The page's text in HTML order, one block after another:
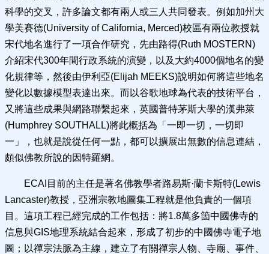
科學的交叉，許多論文都有兩人或三人共同發表。例如加州大
學美賽德(University of California, Merced)校區有兩位教授就
宋代地名進行了一項合作研究，先由路得(Ruth MOSTERN)
介紹宋代300年間行政系統的演變，以及大約4000個地名的變
化規律等，然後由伊利亞(Elijah MEEKS)說明如何將這些地名
變化以數據模型表達出來。而以谷歌地球為代表的技術平台，
又將這些成果與網路聯繫起來，英國普特茅斯大學的漢弗萊
(Humphrey SOUTHALL)將此概括為「一即一切，一切即
一」，也就是說從任何一點，都可以擴展出無數的信息連結，
頗似佛教所說的因特羅網。
ECAI目前的主任是著名佛教學者路易斯·蘭卡斯特(Lewis
Lancaster)教授，亞洲宗教地圖集工程就是他負責的一個項
目。這項工程已經完成的工作包括：將1.8萬多箇中國佛寺的
信息與GIS地理系統結合起來，形成了初步的中國佛寺電子地
圖；以禪宗法脈為主線，建立了有關禪宗人物、寺廟、事件、